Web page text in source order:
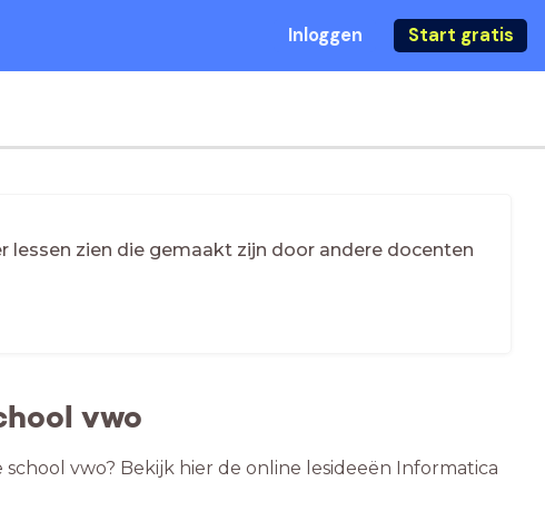
Inloggen Start gratis
lessen zien die gemaakt zijn door andere docenten
vwo
vwo? Bekijk hier de online lesideeën Informatica